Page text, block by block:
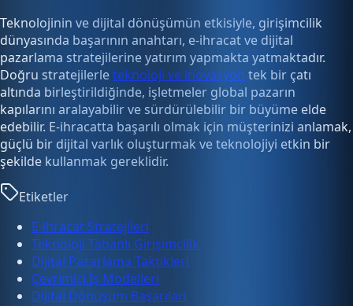
Teknolojinin ve dijital dönüşümün etkisiyle, girişimcilik
dünyasında başarının anahtarı, e-ihracat ve dijital
pazarlama stratejilerine yatırım yapmakta yatmaktadır.
Doğru stratejilerleteknoloji ve inovasyon tek bir çatı
altında birleştirildiğinde, işletmeler global pazarın
kapılarını aralayabilir ve sürdürülebilir bir büyüme elde
edebilir. E-ihracatta başarılı olmak için müşterinizi anlamak,
güçlü bir dijital varlık oluşturmak ve teknolojiyi etkin bir
şekilde kullanmak gereklidir.
Etiketler
E-ihracat Stratejileri
Teknoloji Tabanlı Girişimcilik
Dijital Pazarlama Taktikleri
Çevrimiçi İş Modelleri
Dijital Dönüşüm Başarıları